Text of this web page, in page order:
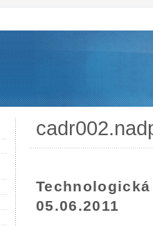
05.06.2011